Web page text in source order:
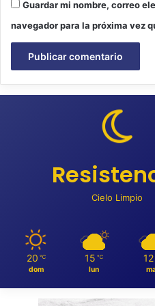
Guardar mi nombre, correo
navegador para la próxima vez
Cielo Limpio
20 ℃
dom
15 ℃
lun
12